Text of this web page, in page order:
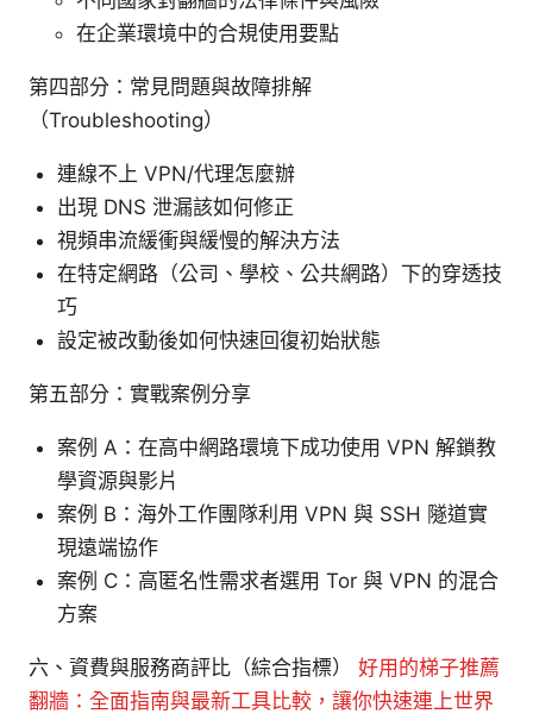
在企業環境中的合規使用要點
第四部分：常見問題與故障排解
（Troubleshooting）
連線不上 VPN/代理怎麼辦
出現 DNS 泄漏該如何修正
視頻串流緩衝與緩慢的解決方法
在特定網路（公司、學校、公共網路）下的穿透技
巧
設定被改動後如何快速回復初始狀態
第五部分：實戰案例分享
案例 A：在高中網路環境下成功使用 VPN 解鎖教
學資源與影片
案例 B：海外工作團隊利用 VPN 與 SSH 隧道實
現遠端協作
案例 C：高匿名性需求者選用 Tor 與 VPN 的混合
方案
六、資費與服務商評比（綜合指標） 好用的梯子推薦
翻牆：全面指南與最新工具比較，讓你快速連上世界